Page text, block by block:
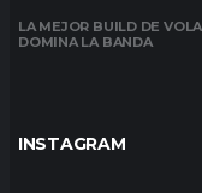
LA MEJOR BUILD DE
DOMINA LA BANDA
INSTAGRAM